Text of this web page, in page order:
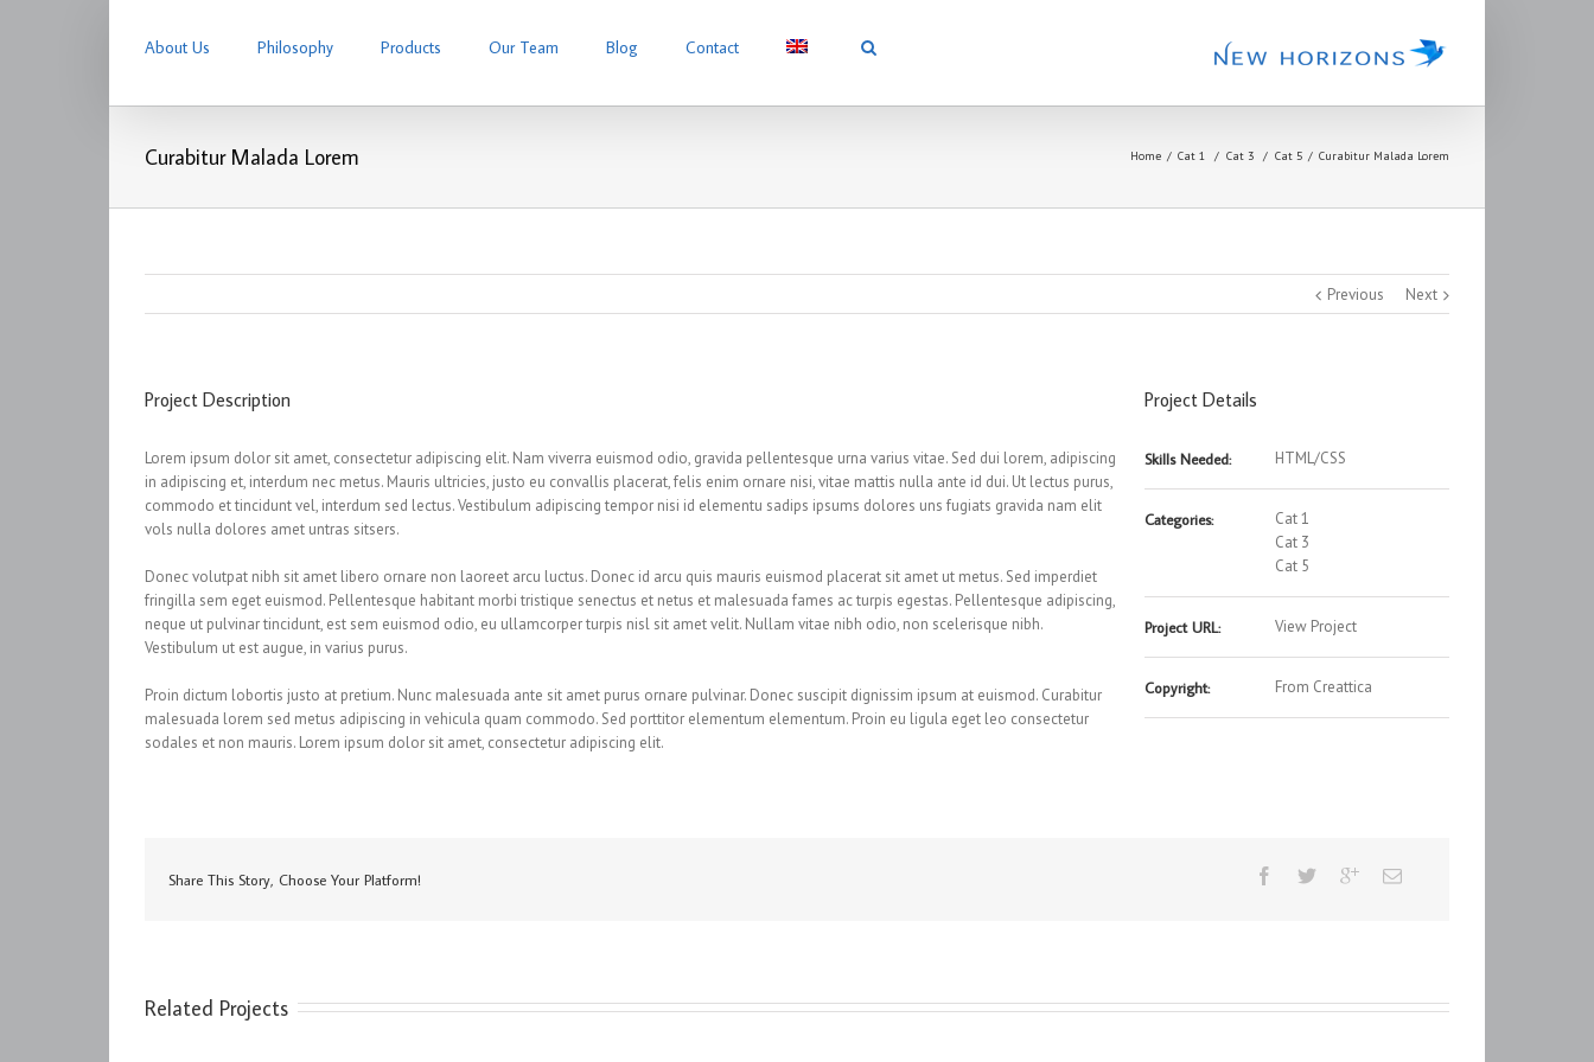
About Us Philosophy Products Our Team Blog Contact
Curabitur Malada Lorem Home Cat 1 / Cat 3 / Cat 5 Curabitur Malada Lorem
Previous Next
Project Description
Lorem ipsum dolor sit amet, consectetur adipiscing elit. Nam viverra euismod odio, gravida pellentesque urna varius vitae. Sed dui lorem, adipiscing
in adipiscing et, interdum nec metus. Mauris ultricies, justo eu convallis placerat, felis enim ornare nisi, vitae mattis nulla ante id dui. Ut lectus purus,
commodo et tincidunt vel, interdum sed lectus. Vestibulum adipiscing tempor nisi id elementu sadips ipsums dolores uns fugiats gravida nam elit
vols nulla dolores amet untras sitsers.
Donec volutpat nibh sit amet libero ornare non laoreet arcu luctus. Donec id arcu quis mauris euismod placerat sit amet ut metus. Sed imperdiet
fringilla sem eget euismod. Pellentesque habitant morbi tristique senectus et netus et malesuada fames ac turpis egestas. Pellentesque adipiscing,
neque ut pulvinar tincidunt, est sem euismod odio, eu ullamcorper turpis nisl sit amet velit. Nullam vitae nibh odio, non scelerisque nibh.
Vestibulum ut est augue, in varius purus.
Proin dictum lobortis justo at pretium. Nunc malesuada ante sit amet purus ornare pulvinar. Donec suscipit dignissim ipsum at euismod. Curabitur
malesuada lorem sed metus adipiscing in vehicula quam commodo. Sed porttitor elementum elementum. Proin eu ligula eget leo consectetur
sodales et non mauris. Lorem ipsum dolor sit amet, consectetur adipiscing elit.
Project Details
Skills Needed: HTML/CSS
Categories:
Cat 1
Cat 3
Cat 5
Project URL: View Project
Copyright: From Creattica
Share This Story, Choose Your Platform!
Related Projects